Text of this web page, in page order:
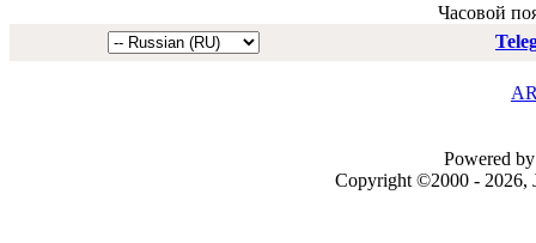
Часовой
Powered
Copyright ©2000 - 2026,